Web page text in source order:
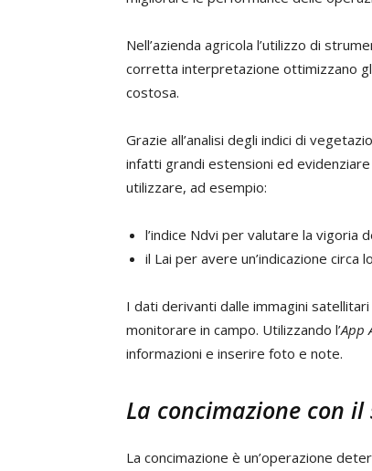
Nell’azienda agricola l’utilizzo di
corretta interpretazione ottimizzano
costosa.
Grazie all’analisi degli indici di
infatti grandi estensioni ed
utilizzare, ad esempio:
l’indice Ndvi per valutare la vigoria
il Lai per avere un’indicazione
I dati derivanti dalle immagini
monitorare in campo. Utilizzando l’App
informazioni e inserire foto e note.
La concimazione con
La concimazione è un’operazione